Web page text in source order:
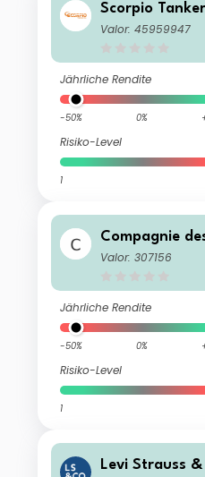
Scorpio
Valor: 45959947
Jährliche Rendite
-50% 0%
Risiko-Level
1
Compagnie
Valor: 307156
Jährliche Rendite
-50% 0%
Risiko-Level
1
Levi Strauss